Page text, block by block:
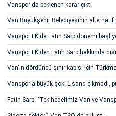
Vanspor'da beklenen karar çıktı
Van Büyükşehir Belediyesinin
Vanspor FK'da Fatih Sarp dönemi
Vanspor FK'den Fatih Sarp hakkında
Van'ın dördüncü sınır kapısı için
Vanspor'a büyük şok! Lisans çıkmadı,
Fatih Sarp: "Tek hedefimiz Van ve